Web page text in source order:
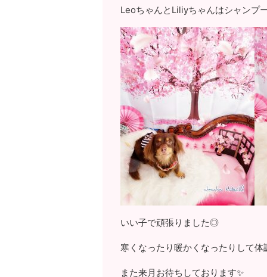
LeoちゃんとLiliyちゃんはシャンプ
いい子で頑張りました◎
寒くなったり暖かくなったりして
また来月お待ちしております✨